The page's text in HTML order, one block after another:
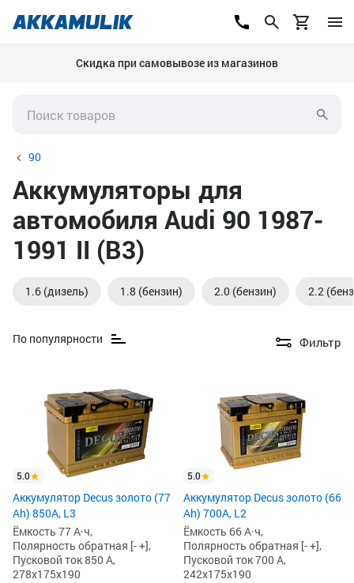
Скидка при самовывозе из магазинов
90
Аккумуляторы для
автомобиля Audi 90 1987-
1991 II (B3)
1.6 (дизель) 1.8 (бензин) 2.0 (бензин) 2.2
По популярности Фильтр
5.0
Аккумулятор Decus золото (77
Ah) 850А, L3
Ёмкость 77 А·ч,
Полярность обратная [- +],
Пусковой ток 850 А,
278x175x190
5.0
Аккумулятор Decus золото (66
Ah) 700A, L2
Ёмкость 66 А·ч,
Полярность обратная [- +],
Пусковой ток 700 А,
242x175x190